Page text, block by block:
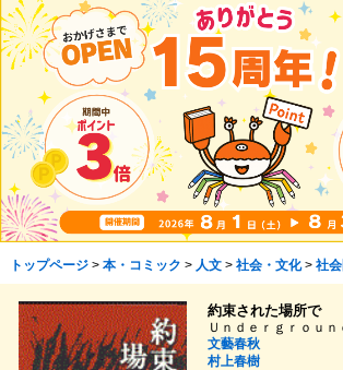
トップページ> 本・コミック > 人文> 社会・文化> 社
約束された場所で
Ｕｎｄｅｒｇｒｏｕｎ
文藝春秋
村上春樹